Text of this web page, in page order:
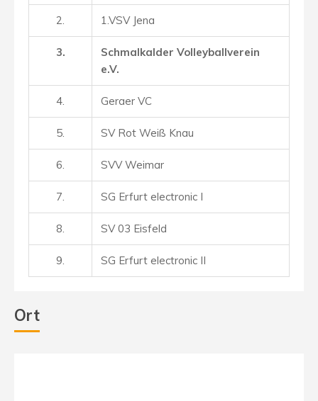
2. 1.VSV Jena
3.
Schmalkalder Volleyballverein
e.V.
4. Geraer VC
5. SV Rot Weiß Knau
6. SVV Weimar
7. SG Erfurt electronic I
8. SV 03 Eisfeld
9. SG Erfurt electronic II
Ort